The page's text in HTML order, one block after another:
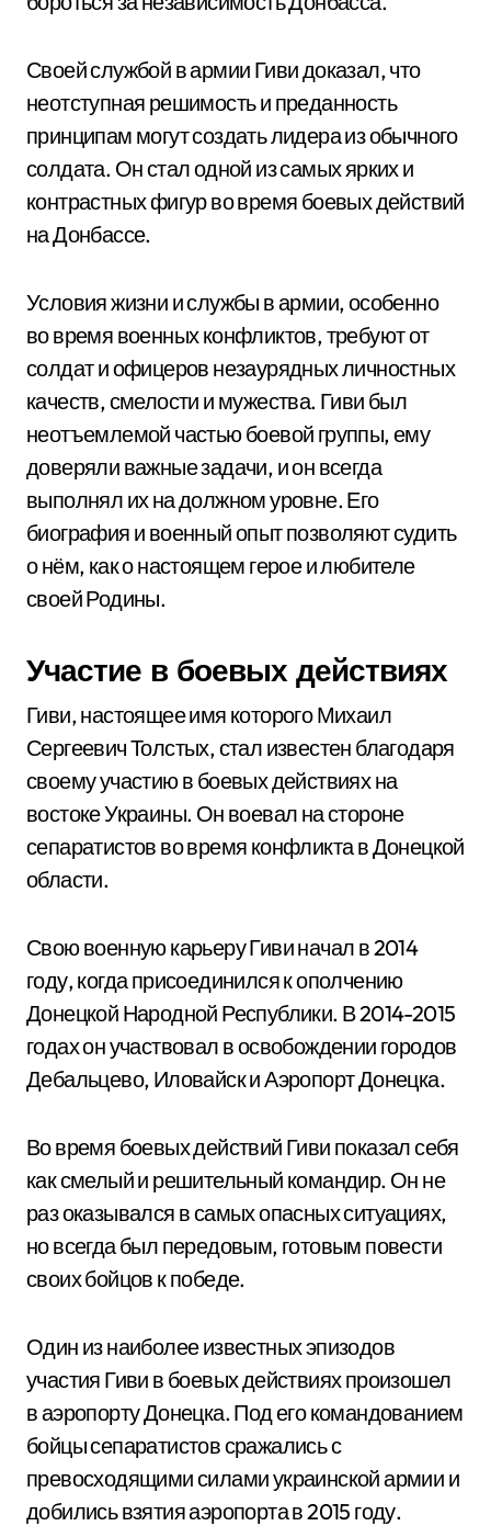
Своей службой в армии Гиви доказал, что
неотступная решимость и преданность
принципам могут создать лидера из обычного
солдата. Он стал одной из самых ярких и
контрастных фигур во время боевых действий
на Донбассе.
Условия жизни и службы в армии, особенно
во время военных конфликтов, требуют от
солдат и офицеров незаурядных личностных
качеств, смелости и мужества. Гиви был
неотъемлемой частью боевой группы, ему
доверяли важные задачи, и он всегда
выполнял их на должном уровне. Его
биография и военный опыт позволяют судить
о нём, как о настоящем герое и любителе
своей Родины.
Участие в боевых действиях
Гиви, настоящее имя которого Михаил
Сергеевич Толстых, стал известен благодаря
своему участию в боевых действиях на
востоке Украины. Он воевал на стороне
сепаратистов во время конфликта в Донецкой
области.
Свою военную карьеру Гиви начал в 2014
году, когда присоединился к ополчению
Донецкой Народной Республики. В 2014-2015
годах он участвовал в освобождении городов
Дебальцево, Иловайск и Аэропорт Донецка.
Во время боевых действий Гиви показал себя
как смелый и решительный командир. Он не
раз оказывался в самых опасных ситуациях,
но всегда был передовым, готовым повести
своих бойцов к победе.
Один из наиболее известных эпизодов
участия Гиви в боевых действиях произошел
в аэропорту Донецка. Под его командованием
бойцы сепаратистов сражались с
превосходящими силами украинской армии и
добились взятия аэропорта в 2015 году.